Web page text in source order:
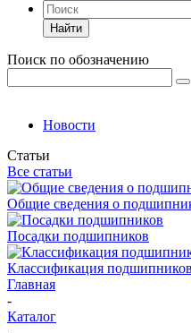
Найти
Поиск по обозначению
Новости
Статьи
Все статьи
Общие сведения о
Посадки подшипников
Классификация подшипников
Главная
-
Каталог